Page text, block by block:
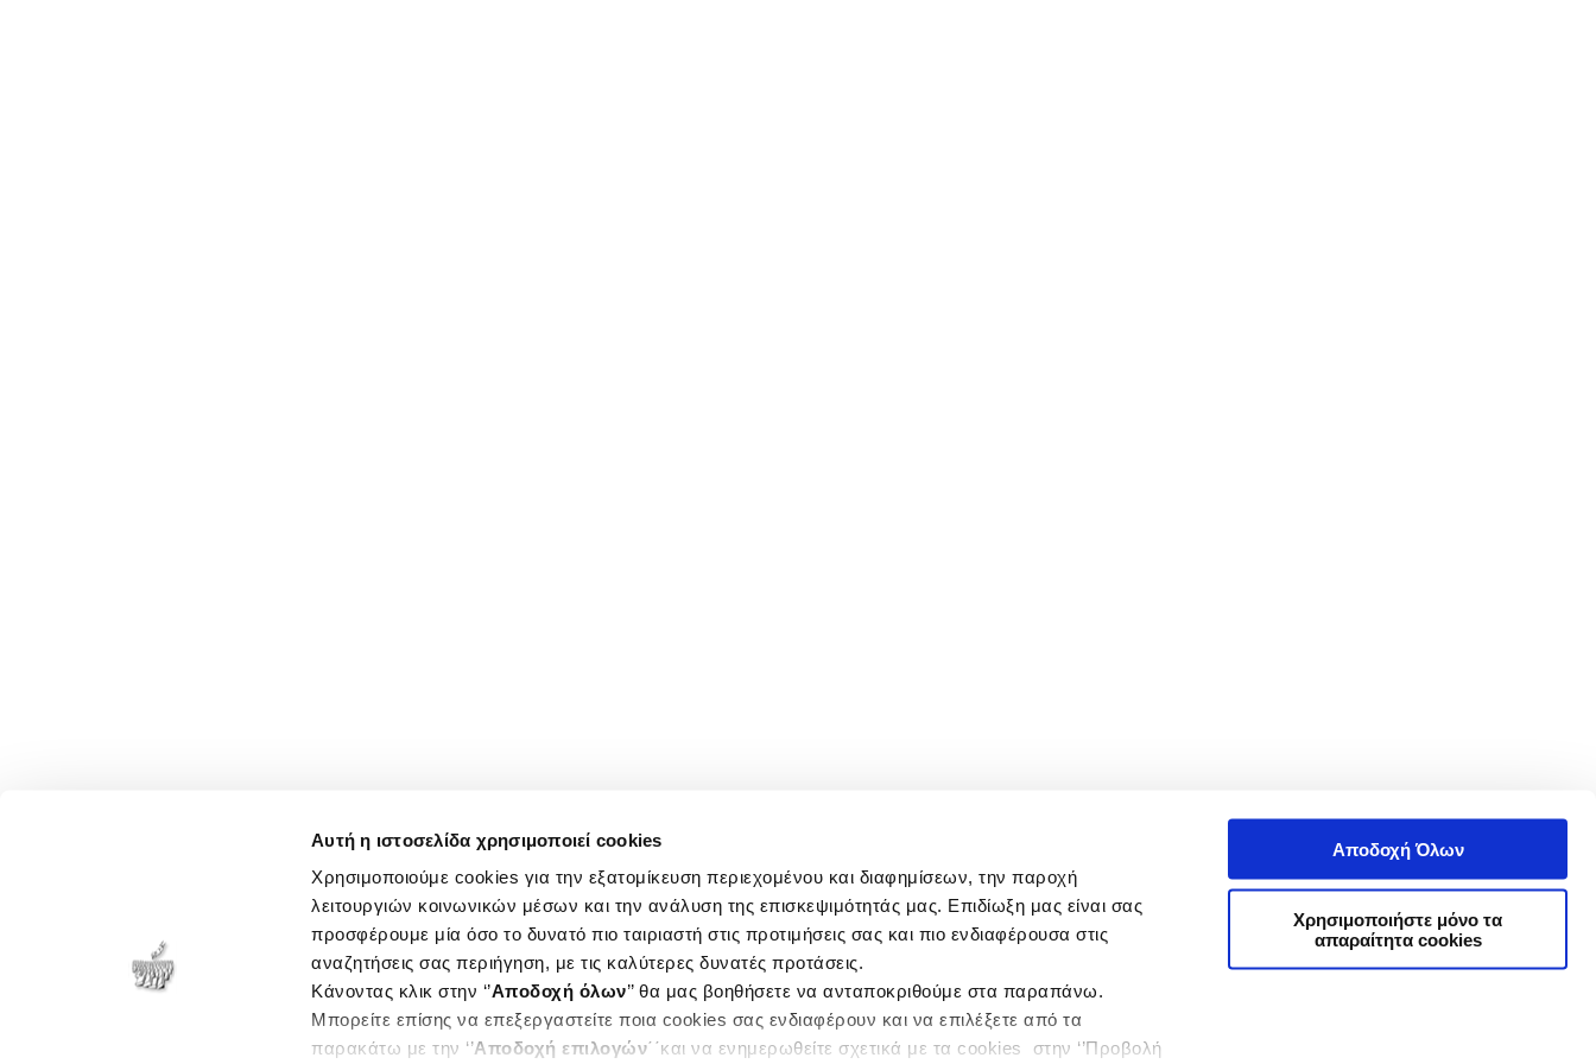
Αυτή η ιστοσελίδα χρησιμοποιεί cookies
Χρησιμοποιούμε cookies για την εξατομίκευση περιεχομένου και διαφημίσεων, την παροχή
λειτουργιών κοινωνικών μέσων και την ανάλυση της επισκεψιμότητάς μας. Επιδίωξη μας είναι σας
προσφέρουμε μία όσο το δυνατό πιο ταιριαστή στις προτιμήσεις σας και πιο ενδιαφέρουσα στις
αναζητήσεις σας περιήγηση, με τις καλύτερες δυνατές προτάσεις.
Κάνοντας κλικ στην ‘’Αποδοχή όλων’’ θα μας βοηθήσετε να ανταποκριθούμε στα παραπάνω.
Μπορείτε επίσης να επεξεργαστείτε ποια cookies σας ενδιαφέρουν και να επιλέξετε από τα
παρακάτω με την ‘’Αποδοχή επιλογών΄΄και να ενημερωθείτε σχετικά με τα cookies στην ‘’Προβολή
Αποδοχή Όλων
Χρησιμοποιήστε μόνο τα
απαραίτητα cookies